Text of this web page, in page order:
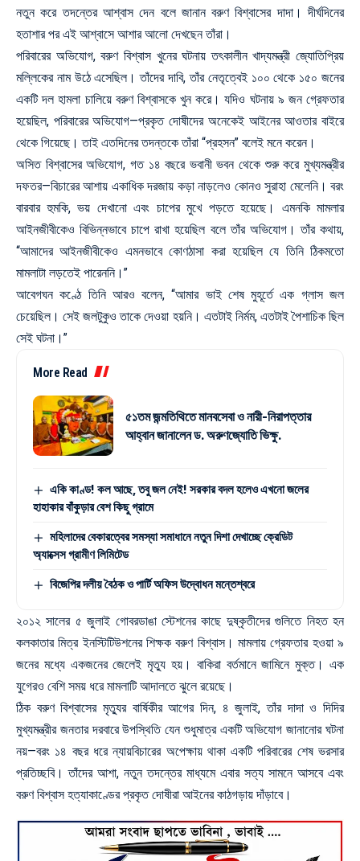
নতুন করে তদন্তের আশ্বাস দেন বলে জানান বরুণ বিশ্বাসের দাদা। দীর্ঘদিনের
হতাশার পর এই আশ্বাসে আশার আলো দেখছেন তাঁরা।
পরিবারের অভিযোগ, বরুণ বিশ্বাস খুনের ঘটনায় তৎকালীন খাদ্যমন্ত্রী জ্যোতিপ্রিয়
মল্লিকের নাম উঠে এসেছিল। তাঁদের দাবি, তাঁর নেতৃত্বেই ১০০ থেকে ১৫০ জনের
একটি দল হামলা চালিয়ে বরুণ বিশ্বাসকে খুন করে। যদিও ঘটনায় ৯ জন গ্রেফতার
হয়েছিল, পরিবারের অভিযোগ—প্রকৃত দোষীদের অনেকেই আইনের আওতার বাইরে
থেকে গিয়েছে। তাই এতদিনের তদন্তকে তাঁরা “প্রহসন” বলেই মনে করেন।
অসিত বিশ্বাসের অভিযোগ, গত ১৪ বছরে ভবানী ভবন থেকে শুরু করে মুখ্যমন্ত্রীর
দফতর—বিচারের আশায় একাধিক দরজায় কড়া নাড়লেও কোনও সুরাহা মেলেনি। বরং
বারবার হুমকি, ভয় দেখানো এবং চাপের মুখে পড়তে হয়েছে। এমনকি মামলার
আইনজীবীকেও বিভিন্নভাবে চাপে রাখা হয়েছিল বলে তাঁর অভিযোগ। তাঁর কথায়,
“আমাদের আইনজীবীকেও এমনভাবে কোণঠাসা করা হয়েছিল যে তিনি ঠিকমতো
মামলাটা লড়তেই পারেননি।”
আবেগঘন কণ্ঠে তিনি আরও বলেন, “আমার ভাই শেষ মুহূর্তে এক গ্লাস জল
চেয়েছিল। সেই জলটুকুও তাকে দেওয়া হয়নি। এতটাই নির্মম, এতটাই পৈশাচিক ছিল
সেই ঘটনা।”
More Read
৫১তম জন্মতিথিতে মানবসেবা ও নারী-নিরাপত্তার
আহ্বান জানালেন ড. অরুণজ্যোতি ভিক্ষু.
একি কাণ্ড! কল আছে, তবু জল নেই! সরকার বদল হলেও এখনো জলের
হাহাকার বাঁকুড়ার বেশ কিছু গ্রামে
মহিলাদের বেকারত্বের সমস্যা সমাধানে নতুন দিশা দেখাচ্ছে ক্রেডিট
অ্যাক্সেস গ্রামীণ লিমিটেড
বিজেপির দলীয় বৈঠক ও পার্টি অফিস উদ্বোধন মন্তেশ্বরে
২০১২ সালের ৫ জুলাই গোবরডাঙা স্টেশনের কাছে দুষ্কৃতীদের গুলিতে নিহত হন
কলকাতার মিত্র ইনস্টিটিউশনের শিক্ষক বরুণ বিশ্বাস। মামলায় গ্রেফতার হওয়া ৯
জনের মধ্যে একজনের জেলেই মৃত্যু হয়। বাকিরা বর্তমানে জামিনে মুক্ত। এক
যুগেরও বেশি সময় ধরে মামলাটি আদালতে ঝুলে রয়েছে।
ঠিক বরুণ বিশ্বাসের মৃত্যুর বার্ষিকীর আগের দিন, ৪ জুলাই, তাঁর দাদা ও দিদির
মুখ্যমন্ত্রীর জনতার দরবারে উপস্থিতি যেন শুধুমাত্র একটি অভিযোগ জানানোর ঘটনা
নয়—বরং ১৪ বছর ধরে ন্যায়বিচারের অপেক্ষায় থাকা একটি পরিবারের শেষ ভরসার
প্রতিচ্ছবি। তাঁদের আশা, নতুন তদন্তের মাধ্যমে এবার সত্য সামনে আসবে এবং
বরুণ বিশ্বাস হত্যাকাণ্ডের প্রকৃত দোষীরা আইনের কাঠগড়ায় দাঁড়াবে।